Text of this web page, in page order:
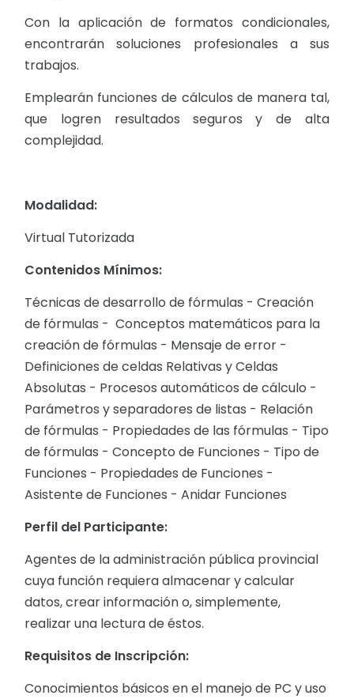
Con la aplicación de formatos condicionales,
encontrarán soluciones profesionales a sus
trabajos.
Emplearán funciones de cálculos de manera tal,
que logren resultados seguros y de alta
complejidad.
Modalidad:
Virtual Tutorizada
Contenidos Mínimos:
Técnicas de desarrollo de fórmulas - Creación
de fórmulas - Conceptos matemáticos para la
creación de fórmulas - Mensaje de error -
Definiciones de celdas Relativas y Celdas
Absolutas - Procesos automáticos de cálculo -
Parámetros y separadores de listas - Relación
de fórmulas - Propiedades de las fórmulas - Tipo
de fórmulas - Concepto de Funciones - Tipo de
Funciones - Propiedades de Funciones -
Asistente de Funciones - Anidar Funciones
Perfil del Participante:
Agentes de la administración pública provincial
cuya función requiera almacenar y calcular
datos, crear información o, simplemente,
realizar una lectura de éstos.
Requisitos de Inscripción:
Conocimientos básicos en el manejo de PC y uso